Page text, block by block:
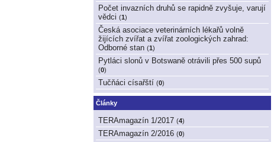
Počet invazních druhů se rapidně zvyšuje, varují
vědci (1)
Česká asociace veterinárních lékařů volně
žijících zvířat a zvířat zoologických zahrad:
Odborné stan (1)
Pytláci slonů v Botswaně otrávili přes 500 supů
(0)
Tučňáci císařští (0)
Články
TERAmagazín 1/2017 (4)
TERAmagazín 2/2016 (0)